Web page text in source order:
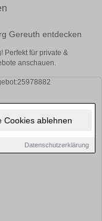
Cookies ablehnen
Datenschutzerklärung
Gereuth entdecken
Perfekt für private &
anschauen.